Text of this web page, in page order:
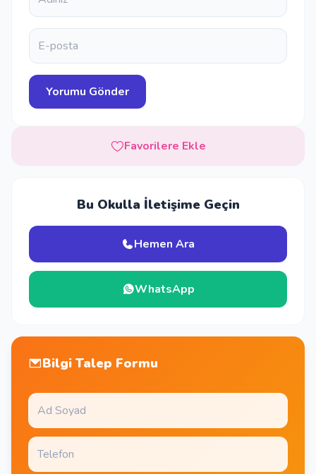
Favorilere Ekle
Bu Okulla İletişime Geçin
Hemen Ara
WhatsApp
Bilgi Talep Formu